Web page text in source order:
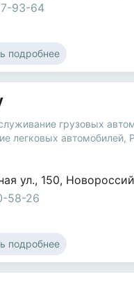
93-64
подробнее
грузовых
легковых автомобилей,
ул., 150,
58-26
подробнее